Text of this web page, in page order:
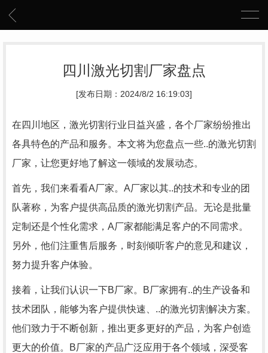
四川激光切割厂家盘点
[发布日期：2024/8/2 16:19:03]
在四川地区，激光切割行业日益兴盛，各个厂家纷纷推出
各具特色的产品和服务。本文将为您盘点一些..的激光切割
厂家，让您更好地了解这一领域的发展动态。
首先，我们来看看A厂家。A厂家以其..的技术和专业的团
队著称，为客户提供高品质的激光切割产品。无论是批量
定制还是个性化需求，A厂家都能满足客户的不同需求。
另外，他们注重售后服务，时刻倾听客户的意见和建议，
努力提升客户体验。
接着，让我们认识一下B厂家。B厂家拥有..的生产设备和
技术团队，能够为客户提供快速、..的激光切割解决方案。
他们致力于不断创新，推出更多更好的产品，为客户创造
更大的价值。B厂家的产品广泛应用于各个领域，深受客